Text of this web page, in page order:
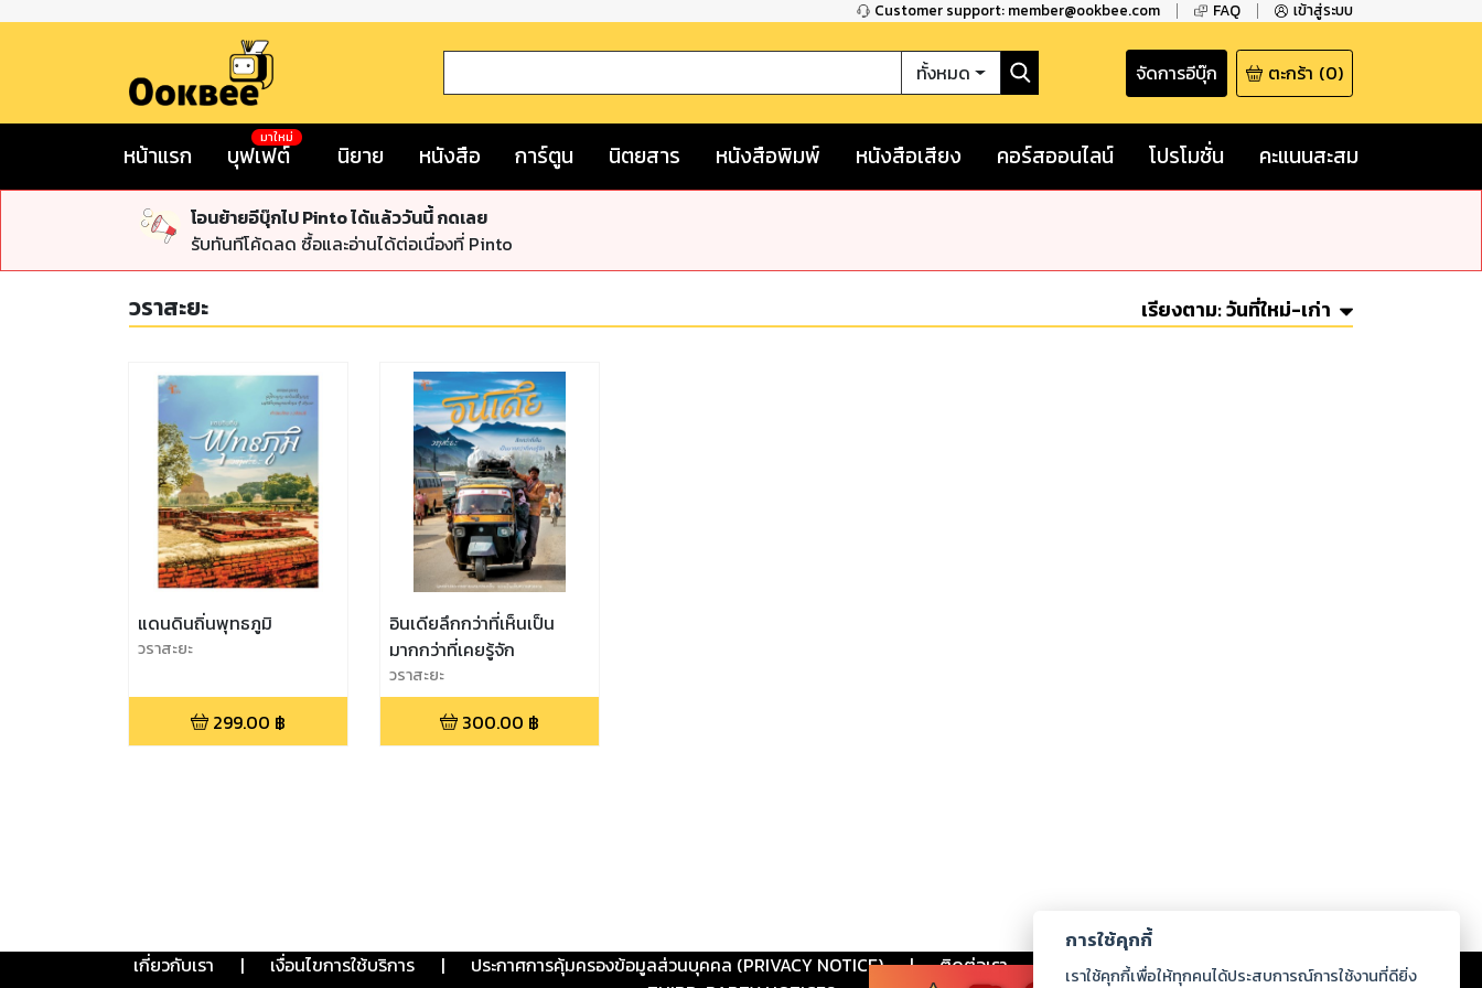
Customer support: member@ookbee.com FAQ เข้าสู่ระบบ
ทั้งหมด จัดการอีบุ๊ก ตะกร้า (0)
หน้าแรก บุฟเฟต์
มาใหม่
นิยาย หนังสือ การ์ตูน นิตยสาร หนังสือพิมพ์ หนังสือเสียง คอร์สออนไลน์ โปรโมชั่น คะแนนสะสม
โอนย้ายอีบุ๊กไป Pinto ได้แล้ววันนี้ กดเลย
รับทันทีโค้ดลด ซื้อและอ่านได้ต่อเนื่องที่ Pinto
วราสะยะ เรียงตาม:วันที่ใหม่-เก่า
แดนดินถิ่นพุทธภูมิ
วราสะยะ
299.00 ฿
อินเดียลึกกว่าที่เห็นเป็น
มากกว่าที่เคยรู้จัก
วราสะยะ
300.00 ฿
เกี่ยวกับเรา | เงื่อนไขการใช้บริการ | ประกาศการคุ้มครองข้อมูลส่วนบุคคล (PRIVACY NOTICE) | ติดต่อเรา ร่วมงานกับเรา ดาวน์โหลด
การใช้คุกกี้
เราใช้คุกกี้เพื่อให้ทุกคนได้ประสบการณ์การใช้งานที่ดียิ่ง